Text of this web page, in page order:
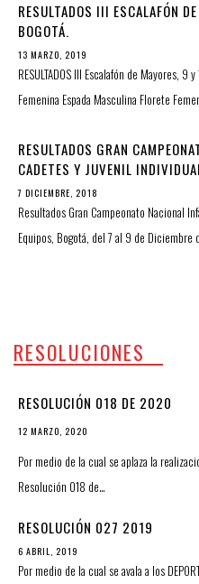
RESULTADOS III ESCALAFÓN
BOGOTÁ.
13 MARZO, 2019
RESULTADOS III Escalafón de Mayores,
Femenina Espada Masculina Florete
RESULTADOS GRAN
CADETES Y JUVENIL
7 DICIEMBRE, 2018
Resultados Gran Campeonato Nacional
Equipos, Bogotá, del 7 al 9 de Diciembre
RESOLUCIONES
RESOLUCIÓN 018 DE 2020
12 MARZO, 2020
Por medio de la cual se aplaza la
Resolución 018 de…
RESOLUCIÓN 027 2019
6 ABRIL, 2019
Por medio de la cual se avala a los